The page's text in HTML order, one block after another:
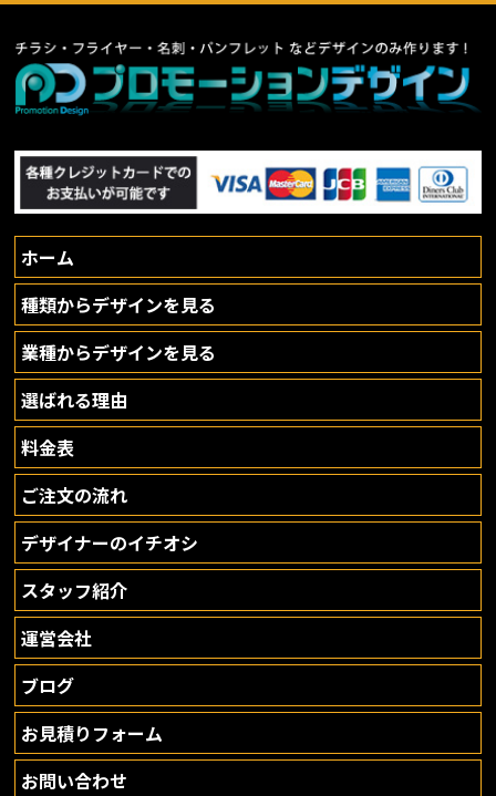
ホーム
種類からデザインを見る
業種からデザインを見る
選ばれる理由
料金表
ご注文の流れ
デザイナーのイチオシ
スタッフ紹介
運営会社
ブログ
お見積りフォーム
お問い合わせ